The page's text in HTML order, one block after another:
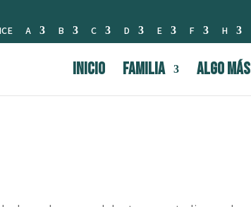
A B C D E F H
INICIO FAMILIA Algo Más